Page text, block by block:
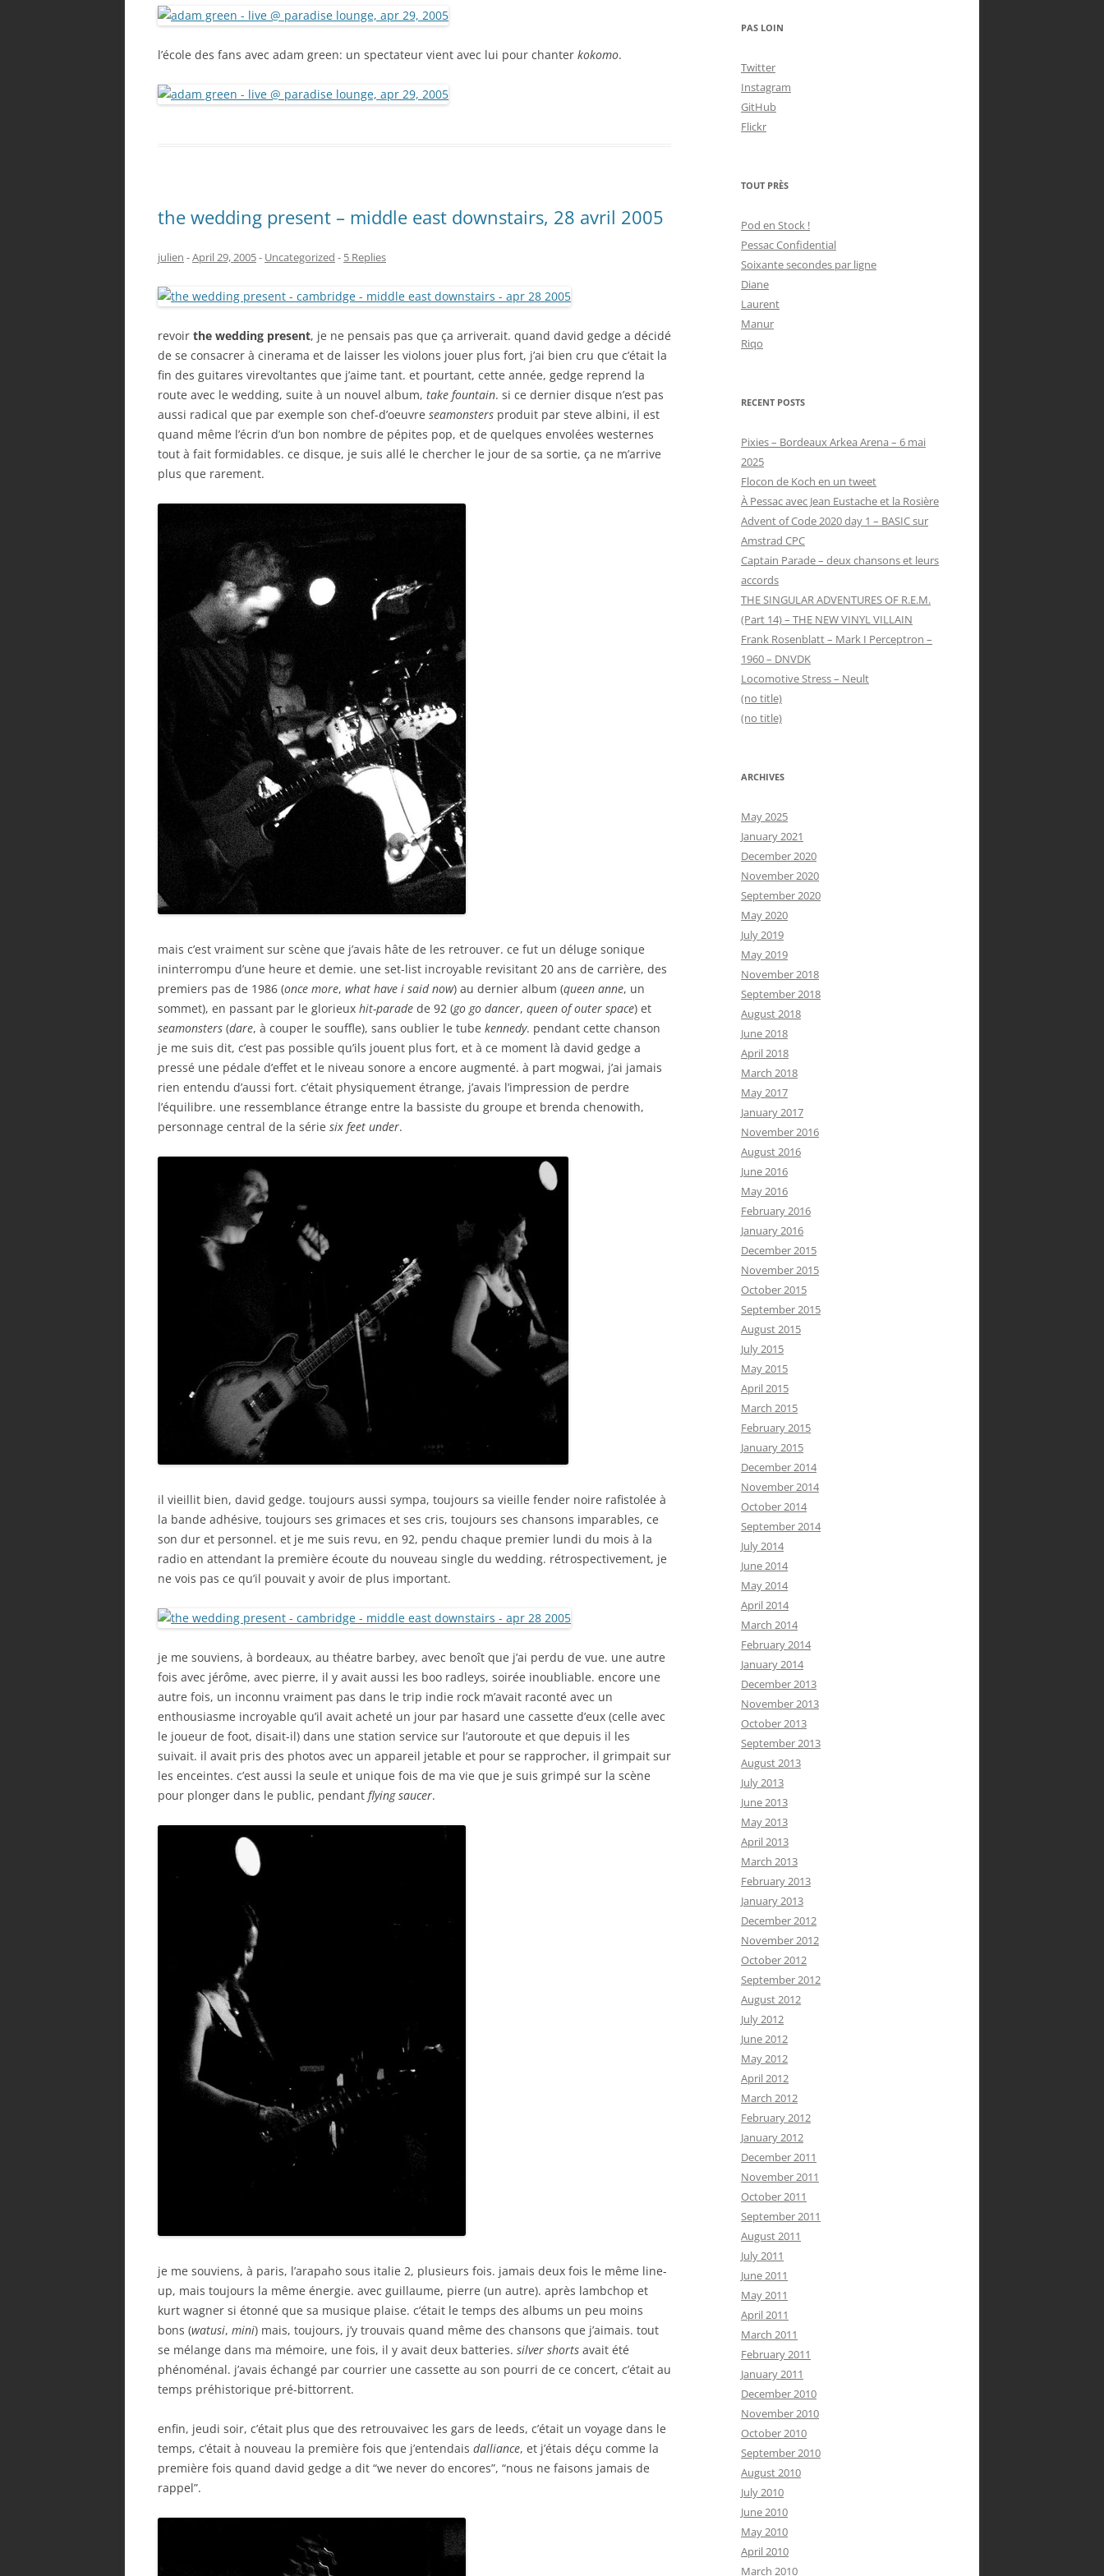
l’école des fans avec adam green: un spectateur vient avec lui pour chanter kokomo.
the wedding present – middle east downstairs, 28 avril 2005
julien -April 29, 2005- Uncategorized - 5 Replies
revoir the wedding present, je ne pensais pas que ça arriverait. quand david gedge a décidé
de se consacrer à cinerama et de laisser les violons jouer plus fort, j’ai bien cru que c’était la
fin des guitares virevoltantes que j’aime tant. et pourtant, cette année, gedge reprend la
route avec le wedding, suite à un nouvel album, take fountain. si ce dernier disque n’est pas
aussi radical que par exemple son chef-d’oeuvre seamonsters produit par steve albini, il est
quand même l’écrin d’un bon nombre de pépites pop, et de quelques envolées westernes
tout à fait formidables. ce disque, je suis allé le chercher le jour de sa sortie, ça ne m’arrive
plus que rarement.
mais c’est vraiment sur scène que j’avais hâte de les retrouver. ce fut un déluge sonique
ininterrompu d’une heure et demie. une set-list incroyable revisitant 20 ans de carrière, des
premiers pas de 1986 (once more, what have i said now) au dernier album (queen anne, un
sommet), en passant par le glorieux hit-parade de 92 (go go dancer, queen of outer space) et
seamonsters (dare, à couper le souffle), sans oublier le tube kennedy. pendant cette chanson
je me suis dit, c’est pas possible qu’ils jouent plus fort, et à ce moment là david gedge a
pressé une pédale d’effet et le niveau sonore a encore augmenté. à part mogwai, j’ai jamais
rien entendu d’aussi fort. c’était physiquement étrange, j’avais l’impression de perdre
l’équilibre. une ressemblance étrange entre la bassiste du groupe et brenda chenowith,
personnage central de la série six feet under.
il vieillit bien, david gedge. toujours aussi sympa, toujours sa vieille fender noire rafistolée à
la bande adhésive, toujours ses grimaces et ses cris, toujours ses chansons imparables, ce
son dur et personnel. et je me suis revu, en 92, pendu chaque premier lundi du mois à la
radio en attendant la première écoute du nouveau single du wedding. rétrospectivement, je
ne vois pas ce qu’il pouvait y avoir de plus important.
je me souviens, à bordeaux, au théatre barbey, avec benoît que j’ai perdu de vue. une autre
fois avec jérôme, avec pierre, il y avait aussi les boo radleys, soirée inoubliable. encore une
autre fois, un inconnu vraiment pas dans le trip indie rock m’avait raconté avec un
enthousiasme incroyable qu’il avait acheté un jour par hasard une cassette d’eux (celle avec
le joueur de foot, disait-il) dans une station service sur l’autoroute et que depuis il les
suivait. il avait pris des photos avec un appareil jetable et pour se rapprocher, il grimpait sur
les enceintes. c’est aussi la seule et unique fois de ma vie que je suis grimpé sur la scène
pour plonger dans le public, pendant flying saucer.
je me souviens, à paris, l’arapaho sous italie 2, plusieurs fois. jamais deux fois le même line-
up, mais toujours la même énergie. avec guillaume, pierre (un autre). après lambchop et
kurt wagner si étonné que sa musique plaise. c’était le temps des albums un peu moins
bons (watusi, mini) mais, toujours, j’y trouvais quand même des chansons que j’aimais. tout
se mélange dans ma mémoire, une fois, il y avait deux batteries. silver shorts avait été
phénoménal. j’avais échangé par courrier une cassette au son pourri de ce concert, c’était au
temps préhistorique pré-bittorrent.
enfin, jeudi soir, c’était plus que des retrouvaivec les gars de leeds, c’était un voyage dans le
temps, c’était à nouveau la première fois que j’entendais dalliance, et j’étais déçu comme la
première fois quand david gedge a dit “we never do encores”, “nous ne faisons jamais de
rappel”.
PAS LOIN
Twitter
Instagram
GitHub
Flickr
TOUT PRÈS
Pod en Stock !
Pessac Confidential
Soixante secondes par ligne
Diane
Laurent
Manur
Riqo
RECENT POSTS
Pixies – Bordeaux Arkea Arena – 6 mai
2025
Flocon de Koch en un tweet
À Pessac avec Jean Eustache et la Rosière
Advent of Code 2020 day 1 – BASIC sur
Amstrad CPC
Captain Parade – deux chansons et leurs
accords
THE SINGULAR ADVENTURES OF R.E.M.
(Part 14) – THE NEW VINYL VILLAIN
Frank Rosenblatt – Mark I Perceptron –
1960 – DNVDK
Locomotive Stress – Neult
(no title)
(no title)
ARCHIVES
May 2025
January 2021
December 2020
November 2020
September 2020
May 2020
July 2019
May 2019
November 2018
September 2018
August 2018
June 2018
April 2018
March 2018
May 2017
January 2017
November 2016
August 2016
June 2016
May 2016
February 2016
January 2016
December 2015
November 2015
October 2015
September 2015
August 2015
July 2015
May 2015
April 2015
March 2015
February 2015
January 2015
December 2014
November 2014
October 2014
September 2014
July 2014
June 2014
May 2014
April 2014
March 2014
February 2014
January 2014
December 2013
November 2013
October 2013
September 2013
August 2013
July 2013
June 2013
May 2013
April 2013
March 2013
February 2013
January 2013
December 2012
November 2012
October 2012
September 2012
August 2012
July 2012
June 2012
May 2012
April 2012
March 2012
February 2012
January 2012
December 2011
November 2011
October 2011
September 2011
August 2011
July 2011
June 2011
May 2011
April 2011
March 2011
February 2011
January 2011
December 2010
November 2010
October 2010
September 2010
August 2010
July 2010
June 2010
May 2010
April 2010
March 2010